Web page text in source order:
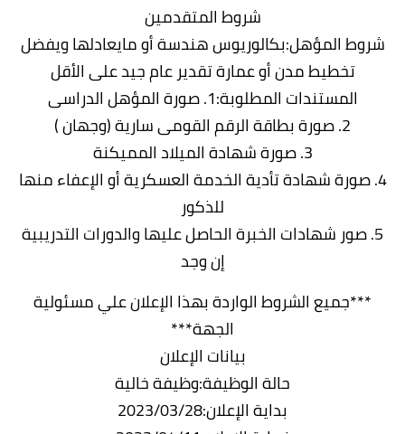
شروط المتقدمين
شروط المؤهل:بكالوريوس هندسة أو مايعادلها ويفضل
تخطيط مدن أو عمارة تقدير عام جيد على الأقل
المستندات المطلوبة:1. صورة المؤهل الدراسى
2. صورة بطاقة الرقم القومى سارية (وجهان )
3. صورة شهادة الميلاد المميكنة
4. صورة شهادة تأدية الخدمة العسكرية أو الإعفاء منها
للذكور
5. صور شهادات الخبرة الحاصل عليها والدورات التدريبية
إن وجد
***جميع الشروط الواردة بهذا الإعلان علي مسئولية
الجهة***
بيانات الإعلان
حالة الوظيفة:وظيفة خالية
بداية الإعلان:2023/03/28